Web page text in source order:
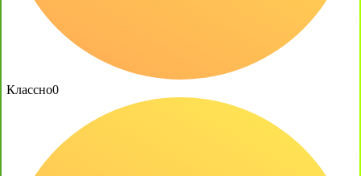
Классно0